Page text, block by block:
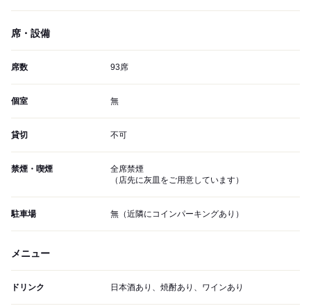
席・設備
席数 93席
個室 無
貸切 不可
禁煙・喫煙
全席禁煙
（店先に灰皿をご用意しています）
駐車場 無（近隣にコインパーキングあり）
メニュー
ドリンク 日本酒あり、焼酎あり、ワインあり